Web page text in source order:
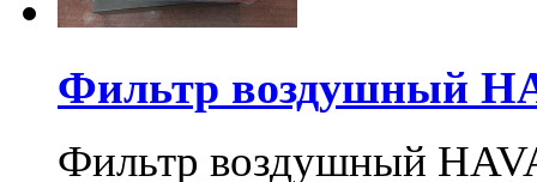
Фильтр воздушный
Фильтр воздушный